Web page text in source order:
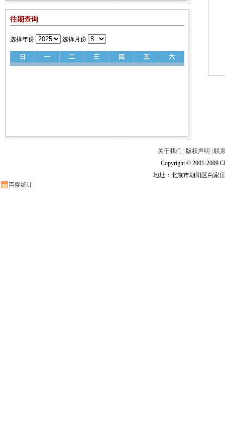
往期查询
选择年份 选择月份
日 一 二 三 四 五 六
关于我们 版权声明
联
Copyright © 2001-2009
地址：北京市朝阳区白家